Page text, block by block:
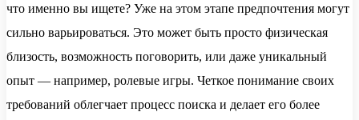
что именно вы ищете? Уже на этом этапе предпочтения могут
сильно варьироваться. Это может быть просто физическая
близость, возможность поговорить, или даже уникальный
опыт — например, ролевые игры. Четкое понимание своих
требований облегчает процесс поиска и делает его более